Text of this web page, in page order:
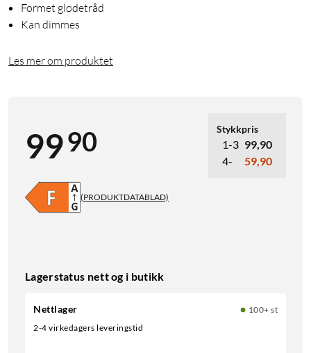
Formet glødetråd
Kan dimmes
Les mer om produktet
9990 Stykkpris
1-3 99,90
4-
59,90
(PRODUKTDATABLAD)
Lagerstatus nett og i butikk
Nettlager
100+ st
2-4 virkedagers leveringstid